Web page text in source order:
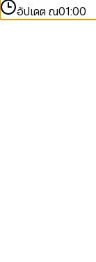
อัปเดต ณ01:00